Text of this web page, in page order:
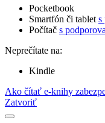
Pocketbook
Smartfón či tablet s
Počítač s
Neprečítate na:
Kindle
Ako čítať e-knihy
Zatvoriť